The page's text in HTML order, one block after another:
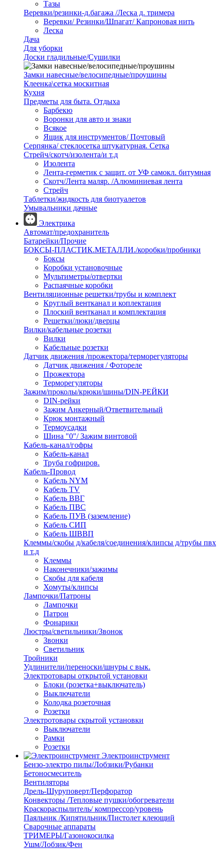
Тазы
Веревки/резинки-д.багажа /Леска д. тримера
Веревки/ Резинки/Шпагат/ Капроновая нить
Леска
Дача
Для уборки
Доски гладильные/Сушилки
Замки навесные/велосипедные/проушины
Клеенка\сетка москитная
Кухня
Предметы для быта. Отдыха
Барбекю
Воронки для авто и знаки
Всякое
Ящик для инструментов/ Почтовый
Серпянка/ стеклосетка штукатурная. Сетка
Стрейч/скотч/изолента/и т.д
Изолента
Лента-герметик с защит. от УФ самокл. битумная
Скотч/Лента маляр. /Алюминиевая лента
Стрейч
Таблетки/жидкость для биотуалетов
Умывальники дачные
Электрика
Автомат/предохранитель
Батарейки/Прочие
БОКСЫ-ПЛАСТИК.МЕТАЛЛИ./коробки/пробники
Боксы
Коробки установочные
Мультиметры/отвертки
Распаячные коробки
Вентиляционные решетки/трубы и комплект
Круглый вентканал и коплектация
Плоский вентканал и комплектация
Решетки/люки/дверцы
Вилки/кабельные розетки
Вилки
Кабельные розетки
Датчик движения /прожектора/терморегуляторы
Датчик движения / Фотореле
Прожектора
Терморегуляторы
Зажим/проколы/крюки/шины/DIN-РЕЙКИ
DIN-рейки
Зажим Анкерный/Ответвительный
Крюк монтажный
Термоусадки
Шина "0"/ Зажим винтовой
Кабель-канал/гофры
Кабель-канал
Труба гофриров.
Кабель-Провод
Кабель NYM
Кабель TV
Кабель ВВГ
Кабель ПВС
Кабель ПУВ (заземление)
Кабель СИП
Кабель ШВВП
Клеммы/скобы д/кабеля/соединения/клипсы д/трубы пвх
и т.д
Клеммы
Наконечники/зажимы
Скобы для кабеля
Хомуты/клипсы
Лампочки/Патроны
Лампочки
Патрон
Фонарики
Люстры/светильники/Звонок
Звонки
Светильник
Тройники
Удлинители/переноски/шнуры с вык.
Электротовары открытой установки
Блоки (розетка+выключатель)
Выключатели
Колодка розеточная
Розетки
Электротовары скрытой установки
Выключатели
Рамки
Розетки
Электроинструмент
Бензо-электро пилы/Лобзики/Рубанки
Бетоносмеситель
Вентиляторы
Дрель-Шуруповерт/Перфоратор
Конвекторы /Тепловые пушки/обогреватели
Краскораспылитель/ компрессор/уровень
Паяльник /Кипятильник/Пистолет клеющий
Сварочные аппараты
ТРИМЕРЫ/Газонокосилка
Ушм/Лобзик/Фен